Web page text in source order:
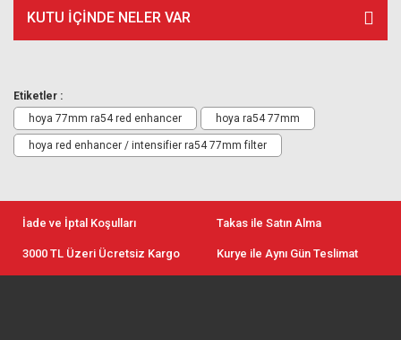
KUTU İÇİNDE NELER VAR
Etiketler :
hoya 77mm ra54 red enhancer
hoya ra54 77mm
hoya red enhancer / intensifier ra54 77mm filter
İade ve İptal Koşulları Takas ile Satın Alma
3000 TL Üzeri Ücretsiz Kargo Kurye ile Aynı Gün Teslimat